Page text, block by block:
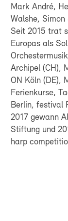
Mark André,
Walshe, Simon
Seit 2015 trat
Europas als
Archipel (CH),
ON Köln (DE),
Ferienkurse,
Berlin, festival
2017 gewann
Stiftung und
harp